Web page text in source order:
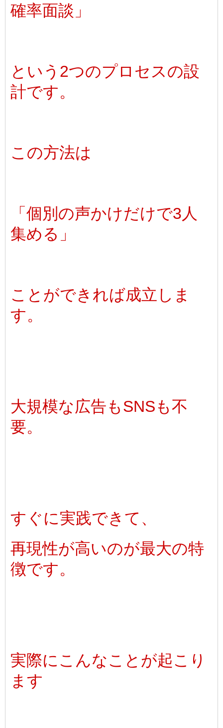
確率面談」
という2つのプロセスの設
計です。
この方法は
「個別の声かけだけで3人
集める」
ことができれば成立しま
す。
大規模な広告もSNSも不
要。
すぐに実践できて、
再現性が高いのが最大の特
徴です。
実際にこんなことが起こり
ます